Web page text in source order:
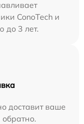
ConoTech и
до 3 лет.
доставит ваше
обратно.